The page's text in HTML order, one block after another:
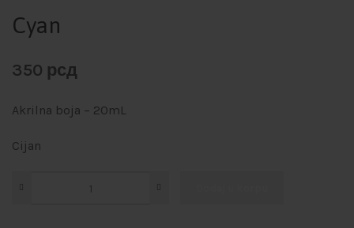
Cyan
350 рсд
Akrilna boja – 20mL
Cijan